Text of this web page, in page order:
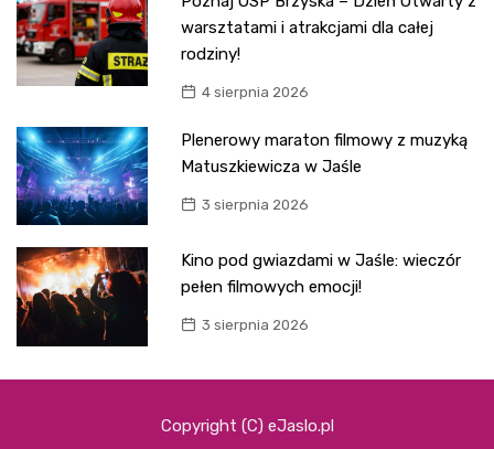
warsztatami i atrakcjami dla całej
rodziny!
4 sierpnia 2026
Plenerowy maraton filmowy z muzyką
Matuszkiewicza w Jaśle
3 sierpnia 2026
Kino pod gwiazdami w Jaśle: wieczór
pełen filmowych emocji!
3 sierpnia 2026
Copyright (C) eJaslo.pl